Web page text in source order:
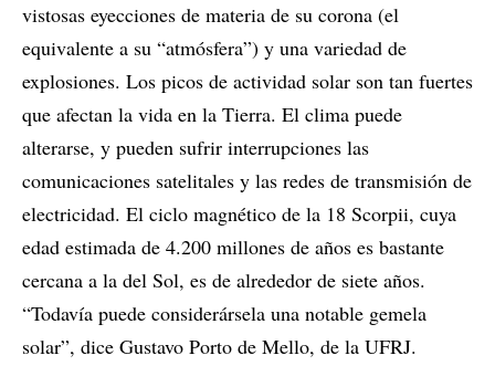
vistosas eyecciones de materia de su corona (el
equivalente a su “atmósfera”) y una variedad de
explosiones. Los picos de actividad solar son tan fuertes
que afectan la vida en la Tierra. El clima puede
alterarse, y pueden sufrir interrupciones las
comunicaciones satelitales y las redes de transmisión de
electricidad. El ciclo magnético de la 18 Scorpii, cuya
edad estimada de 4.200 millones de años es bastante
cercana a la del Sol, es de alrededor de siete años.
“Todavía puede considerársela una notable gemela
solar”, dice Gustavo Porto de Mello, de la UFRJ.